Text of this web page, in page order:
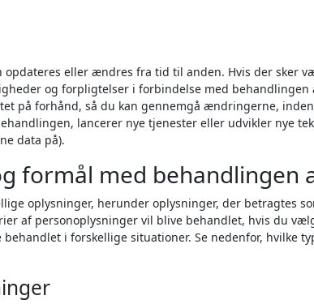
eller ændres fra tid til anden. Hvis der sker
og forpligtelser i forbindelse med behandlingen
på forhånd, så du kan gennemgå ændringerne,
lancerer nye tjenester eller udvikler nye
data på).
formål med behandlingen
oplysninger, herunder oplysninger, der betragtes
af personoplysninger vil blive behandlet, hvis du
i forskellige situationer. Se nedenfor, hvilke